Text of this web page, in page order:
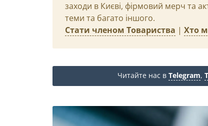
заходи в Києві, фірмовий мерч та
теми та багато іншого.
Стати членом Товариства | Хто
Читайте нас в Telegram,